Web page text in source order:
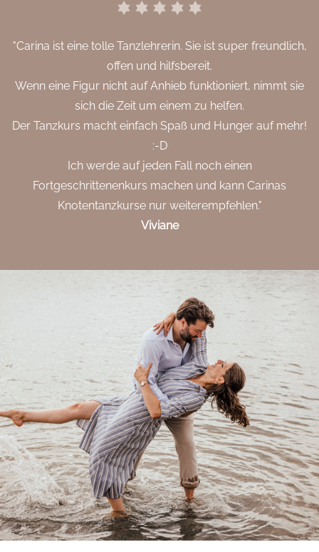
"Carina ist eine tolle Tanzlehrerin. Sie ist super freundlich,
offen und hilfsbereit.
Wenn eine Figur nicht auf Anhieb funktioniert, nimmt sie
sich die Zeit um einem zu helfen.
Der Tanzkurs macht einfach Spaß und Hunger auf mehr!
:-D
Ich werde auf jeden Fall noch einen
Fortgeschrittenenkurs machen und kann Carinas
Knotentanzkurse nur weiterempfehlen."
Viviane